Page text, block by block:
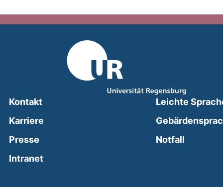
Kontakt
Karriere
Presse
Intranet(external link, opens in a new window)
Leichte
Notfall